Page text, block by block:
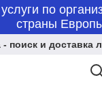
по
страны
- поиск и доставка